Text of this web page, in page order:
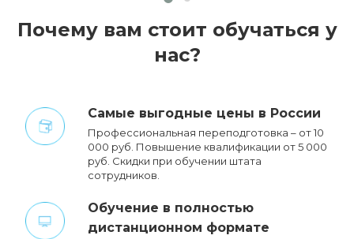
Почему вам стоит обучаться у
нас?
Cамые выгодные цены в России
Профессиональная переподготовка – от 10
000 руб. Повышение квалификации от 5 000
руб. Cкидки при обучении штата
сотрудников.
Обучение в полностью
дистанционном формате